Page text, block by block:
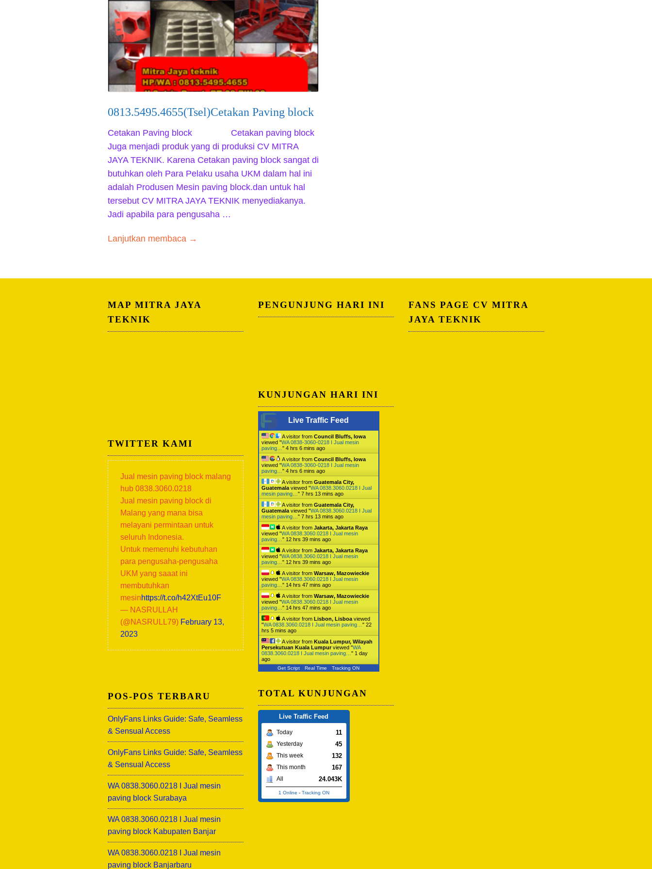
0813.5495.4655(Tsel)Cetakan Paving block
Cetakan Paving block Cetakan paving block
Juga menjadi produk yang di produksi CV MITRA
JAYA TEKNIK. Karena Cetakan paving block sangat di
butuhkan oleh Para Pelaku usaha UKM dalam hal ini
adalah Produsen Mesin paving block.dan untuk hal
tersebut CV MITRA JAYA TEKNIK menyediakanya.
Jadi apabila para pengusaha …
Lanjutkan membaca →
MAP MITRA JAYA
TEKNIK
TWITTER KAMI
Jual mesin paving block malang
hub 0838.3060.0218
Jual mesin paving block di
Malang yang mana bisa
melayani permintaan untuk
seluruh Indonesia.
Untuk memenuhi kebutuhan
para pengusaha-pengusaha
UKM yang saaat ini
membutuhkan
mesinhttps://t.co/h42XtEu10F
— NASRULLAH
(@NASRULL79) February 13,
2023
POS-POS TERBARU
OnlyFans Links Guide: Safe, Seamless
& Sensual Access
OnlyFans Links Guide: Safe, Seamless
& Sensual Access
WA 0838.3060.0218 I Jual mesin
paving block Surabaya
WA 0838.3060.0218 I Jual mesin
paving block Kabupaten Banjar
WA 0838.3060.0218 I Jual mesin
paving block Banjarbaru
PENGUNJUNG HARI INI
KUNJUNGAN HARI INI
Live Traffic Feed
A visitor from Council Bluffs, Iowa
viewed "WA 0838-3060-0218 I Jual mesin
paving… " 4 hrs 6 mins ago
A visitor from Council Bluffs, Iowa
viewed "WA 0838-3060-0218 I Jual mesin
paving… " 4 hrs 6 mins ago
A visitor from Guatemala City,
Guatemalaviewed "WA 0838.3060.0218 I Jual
mesin paving… " 7 hrs 13 mins ago
A visitor from Guatemala City,
Guatemalaviewed "WA 0838.3060.0218 I Jual
mesin paving… " 7 hrs 13 mins ago
A visitor from Jakarta, Jakarta Raya
viewed "WA 0838.3060.0218 I Jual mesin
paving… " 12 hrs 39 mins ago
A visitor from Jakarta, Jakarta Raya
viewed "WA 0838.3060.0218 I Jual mesin
paving… " 12 hrs 39 mins ago
A visitor from Warsaw, Mazowieckie
viewed "WA 0838.3060.0218 I Jual mesin
paving… " 14 hrs 47 mins ago
A visitor from Warsaw, Mazowieckie
viewed "WA 0838.3060.0218 I Jual mesin
paving… " 14 hrs 47 mins ago
A visitor from Lisbon, Lisboaviewed
"WA 0838.3060.0218 I Jual mesin paving… " 22
hrs 5 mins ago
A visitor from Kuala Lumpur, Wilayah
Persekutuan Kuala Lumpurviewed "WA
0838.3060.0218 I Jual mesin paving… " 1 day
ago
Get Script Real Time Tracking ON
TOTAL KUNJUNGAN
Live Traffic Feed
Today 11
Yesterday 45
This week 132
This month 167
All 24.043K
1 Online - Tracking ON
FANS PAGE CV MITRA
JAYA TEKNIK